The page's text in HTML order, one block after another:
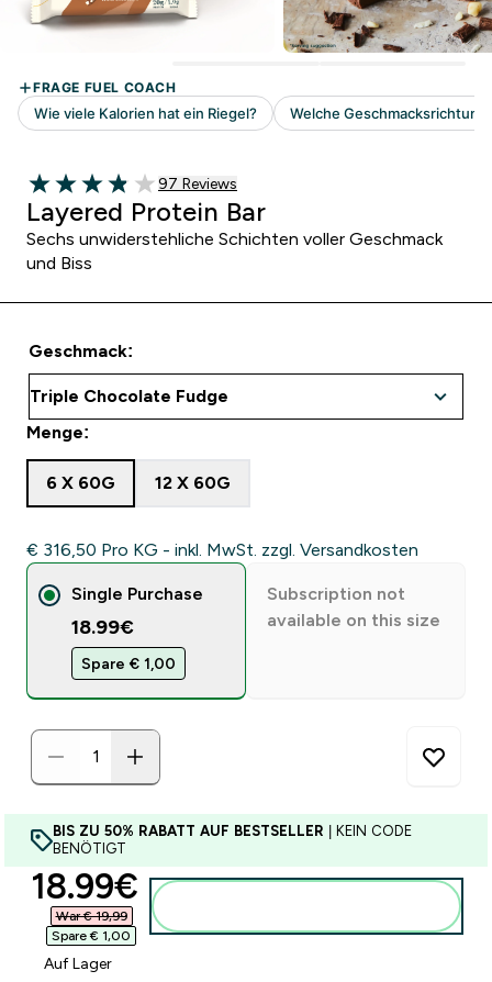
3.85 out of 5 stars
97 customer reviews
97 Reviews
Layered Protein Bar
Sechs unwiderstehliche Schichten voller Geschmack
und Biss
Geschmack:
Menge:
6 X 60G 12 X 60G
€ 316,50‎ Pro KG - inkl. MwSt. zzgl. Versandkosten
Single Purchase
18.99€
Spare € 1,00‎
Subscription not
available on this size
BIS ZU 50% RABATT AUF BESTSELLER | KEIN CODE
BENÖTIGT
discounted price
18.99€‎
War € 19,99‎
Spare € 1,00‎
Auf Lager